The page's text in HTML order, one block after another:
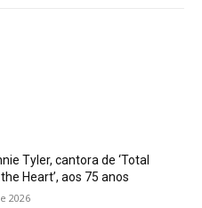
Tyler, cantora de ‘Total
Heart’, aos 75 anos
2026